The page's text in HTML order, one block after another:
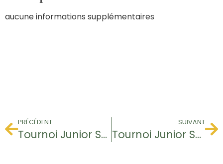
aucune informations supplémentaires
PRÉCÉDENT
Tournoi Junior Series
SUIVANT
Tournoi Junior Series